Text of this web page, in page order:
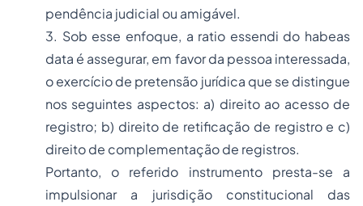
pendência judicial ou amigável.
3. Sob esse enfoque, a ratio essendi do habeas
data é assegurar, em favor da pessoa interessada,
o exercício de pretensão jurídica que se distingue
nos seguintes aspectos: a) direito ao acesso de
registro; b) direito de retificação de registro e c)
direito de complementação de registros.
Portanto, o referido instrumento presta-se a
impulsionar a jurisdição constitucional das